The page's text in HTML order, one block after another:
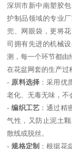
深圳市新中南塑胶
护制品领域的专业
兜、网眼袋，更将
司拥有先进的机械
测，每一个环节都由
在花盆网套的生产过
- 原料选择 ：采用优
老化、无毒无味，不
-编织工艺 ：通过精
气性，又防止泥土
散线或脱丝。
-规格定制 ：根据花